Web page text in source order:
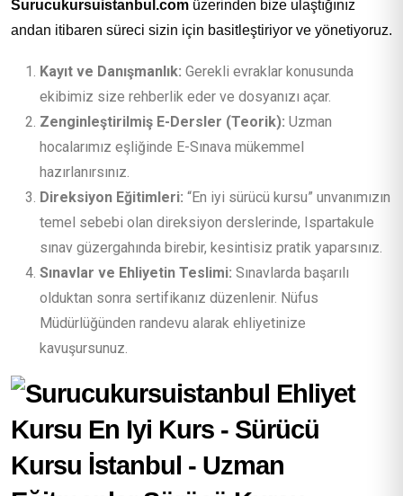
Surucukursuistanbul.com üzerinden bize ulaştığınız
andan itibaren süreci sizin için basitleştiriyor ve yönetiyoruz.
Kayıt ve Danışmanlık: Gerekli evraklar konusunda
ekibimiz size rehberlik eder ve dosyanızı açar.
Zenginleştirilmiş E-Dersler (Teorik): Uzman
hocalarımız eşliğinde E-Sınava mükemmel
hazırlanırsınız.
Direksiyon Eğitimleri: “En iyi sürücü kursu” unvanımızın
temel sebebi olan direksiyon derslerinde, Ispartakule
sınav güzergahında birebir, kesintisiz pratik yaparsınız.
Sınavlar ve Ehliyetin Teslimi: Sınavlarda başarılı
olduktan sonra sertifikanız düzenlenir. Nüfus
Müdürlüğünden randevu alarak ehliyetinize
kavuşursunuz.